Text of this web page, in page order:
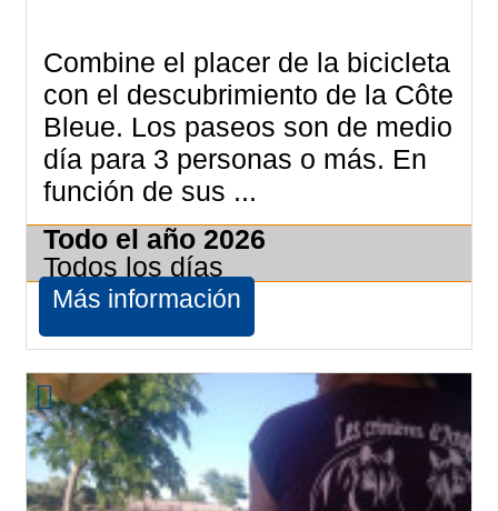
Combine el placer de la bicicleta
con el descubrimiento de la Côte
Bleue. Los paseos son de medio
día para 3 personas o más. En
función de sus ...
Todo el año 2026
Todos los días
Más información